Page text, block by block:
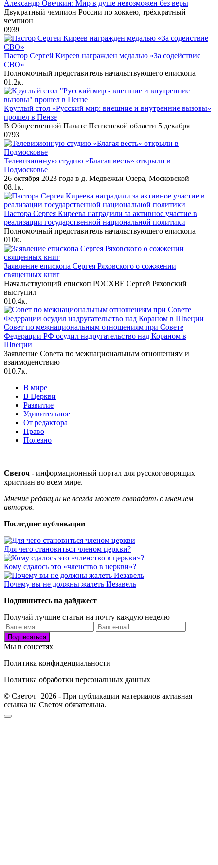
Александр Овечкин: Мир в душе невозможен без веры
Двукратный чемпион России по хоккею, трёхкратный
чемпион
0939
Пастор Сергей Киреев награжден медалью «За содействие
СВО»
Полномочный представитель начальствующего епископа
01.2к.
Круглый стол «Русский мир: внешние и внутренние вызовы»
прошел в Пензе
В Общественной Палате Пензенской области 5 декабря
0793
Телевизионную студию «Благая весть» открыли в
Подмосковье
26 октября 2023 года в д. Медвежьи Озера, Московской
08.1к.
Пастора Сергея Киреева наградили за активное участие в
реализации государственной национальной политики
Полномочный представитель начальствующего епископа
010к.
Заявление епископа Сергея Ряховского о сожжении
священных книг
Начальствующий епископ РОСХВЕ Сергей Ряховский
выступил
010.4к.
Совет по межнациональным отношениям при Совете
Федерации РФ осудил надругательство над Кораном в
Швеции
Заявление Совета по межнациональным отношениям и
взаимодействию
010.7к.
В мире
В Церкви
Развитие
Удивительное
От редактора
Право
Полезно
Светоч - информационный портал для русскоговорящих
христиан во всем мире.
Мнение редакции не всегда может совпадать с мнением
авторов.
Последние публикации
Для чего становиться членом церкви?
Кому сдалось это «членство в церкви»?
Почему вы не должны жалеть Иезавель
Подпишитесь на дайджест
Получай лучшие статьи на почту каждую неделю
Подписаться
Мы в соцсетях
Политика конфиденциальности
Политика обработки персональных данных
© Светоч | 2026 - При публикации материалов активная
ссылка на Светоч обязательна.